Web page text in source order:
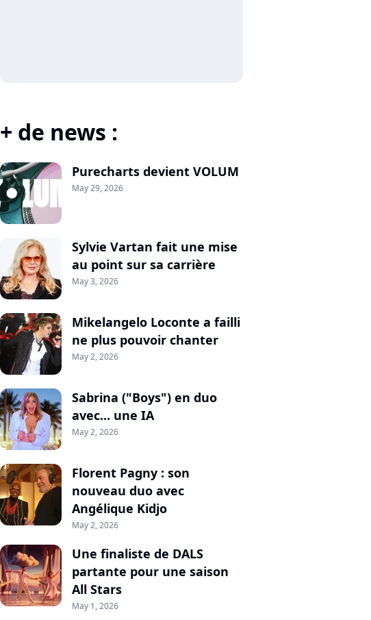
+ de news :
Purecharts devient VOLUM
May 29, 2026
Sylvie Vartan fait une mise
au point sur sa carrière
May 3, 2026
Mikelangelo Loconte a failli
ne plus pouvoir chanter
May 2, 2026
Sabrina ("Boys") en duo
avec... une IA
May 2, 2026
Florent Pagny : son
nouveau duo avec
Angélique Kidjo
May 2, 2026
Une finaliste de DALS
partante pour une saison
All Stars
May 1, 2026